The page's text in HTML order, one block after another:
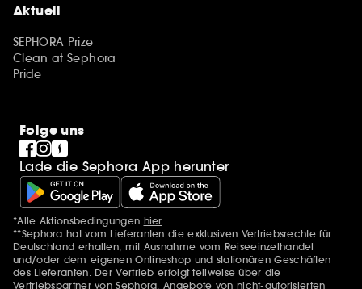
Aktuell
SEPHORA Prize
Clean at Sephora
Pride
Folge uns
Lade die Sephora App herunter
Zusätzlich Erwähnungen
*Alle Aktionsbedingungen hier
**Sephora hat vom Lieferanten die exklusiven Vertriebsrechte für
Deutschland erhalten, mit Ausnahme vom Reiseeinzelhandel
und/oder dem eigenen Onlineshop und stationären Geschäften
des Lieferanten. Der Vertrieb erfolgt teilweise über die
Vertriebspartner von Sephora. Angebote von nicht-autorisierten